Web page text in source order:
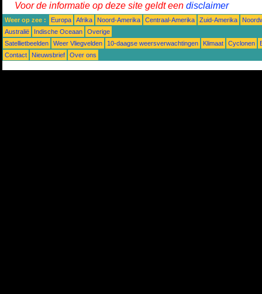
Voor de informatie op deze site geldt een disclaimer
Weer op zee : Europa Afrika Noord-Amerika Centraal-Amerika Zuid-Amerika
Australië
Indische Oceaan
Overige
Satellietbeelden
Weer Vliegvelden 10-daagse weersverwachtingen Klimaat Cyclonen
Contact
Nieuwsbrief Over ons